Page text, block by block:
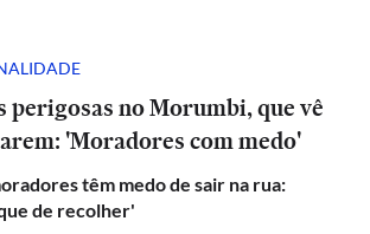
perigosas no Morumbi, que vê
'Moradores com medo'
têm medo de sair na rua:
de recolher'